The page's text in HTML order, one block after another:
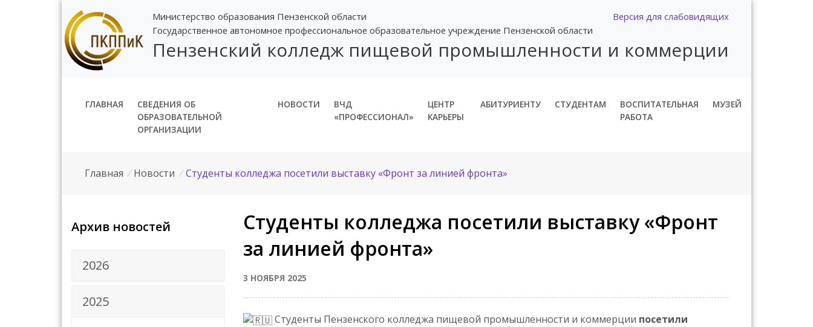
Версия для слабовидящих
Министерство образования Пензенской области
Государственное автономное профессиональное образовательное учреждение Пензенской области
Пензенский колледж пищевой промышленности и коммерции
ГЛАВНАЯ
СВЕДЕНИЯ ОБ
ОБРАЗОВАТЕЛЬНОЙ
ОРГАНИЗАЦИИ
НОВОСТИ
ВЧД
«ПРОФЕССИОНАЛ»
ЦЕНТР
КАРЬЕРЫ
АБИТУРИЕНТУ СТУДЕНТАМ
ВОСПИТАТЕЛЬНАЯ
РАБОТА
МУЗЕЙ
Главная / Новости / Студенты колледжа посетили выставку «Фронт за линией фронта»
Архив новостей
2026
2025
Студенты колледжа посетили выставку «Фронт
за линией фронта»
3 НОЯБРЯ 2025
Студенты Пензенского колледжа пищевой промышленности и коммерции посетили